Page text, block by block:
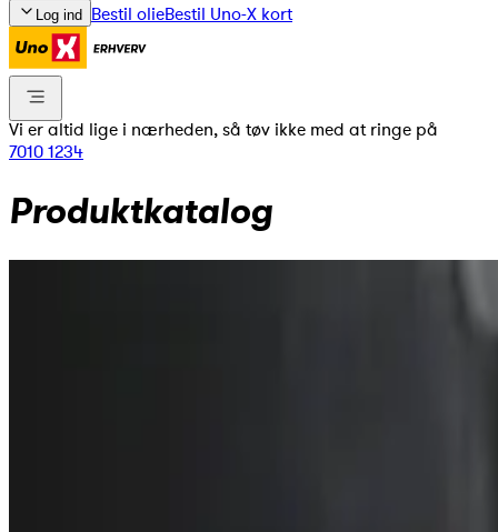
Log ind Bestil olieBestil Uno-X kort
Vi er altid lige i nærheden, så tøv ikke med at ringe på
7010 1234
Produktkatalog